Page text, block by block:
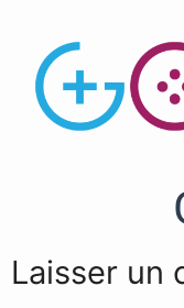
Laisser un